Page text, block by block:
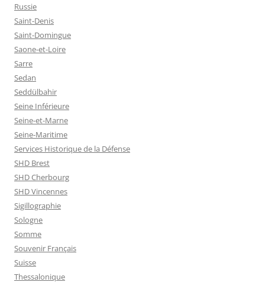
Russie
Saint-Denis
Saint-Domingue
Saone-et-Loire
Sarre
Sedan
Seddülbahir
Seine Inférieure
Seine-et-Marne
Seine-Maritime
Services Historique de la Défense
SHD Brest
SHD Cherbourg
SHD Vincennes
Sigillographie
Sologne
Somme
Souvenir Français
Suisse
Thessalonique